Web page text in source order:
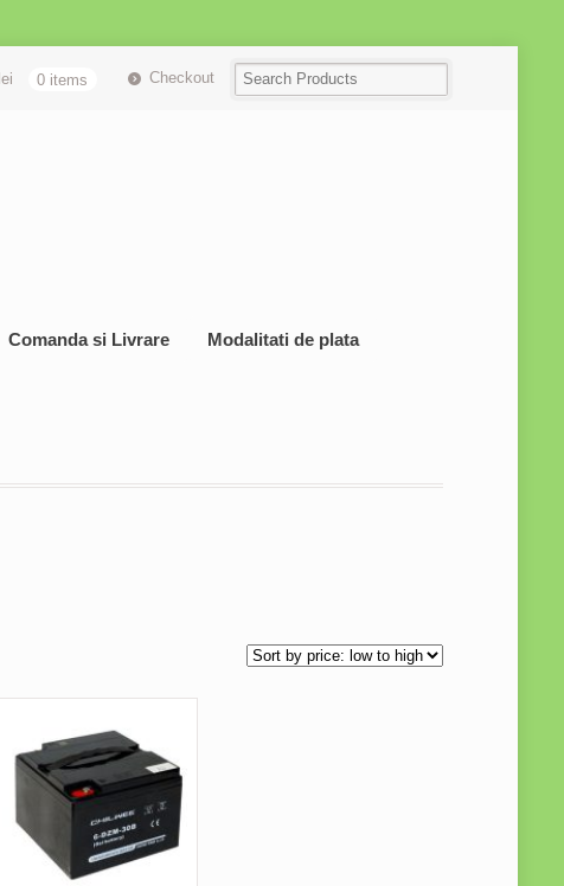
lei 0 items Checkout
Comanda si Livrare Modalitati de plata